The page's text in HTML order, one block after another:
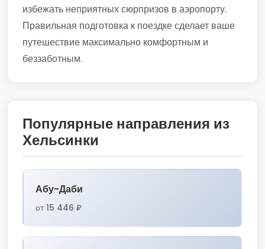
избежать неприятных сюрпризов в аэропорту.
Правильная подготовка к поездке сделает ваше
путешествие максимально комфортным и
беззаботным.
Популярные направления из
Хельсинки
Абу-Даби
от 15 446 ₽